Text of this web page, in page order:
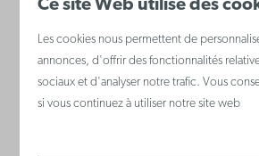
Ce site Web utilise des
Les cookies nous permettent de
annonces, d'offrir des fonctionnalités
sociaux et d'analyser notre trafic. Vous
si vous continuez à utiliser notre site web